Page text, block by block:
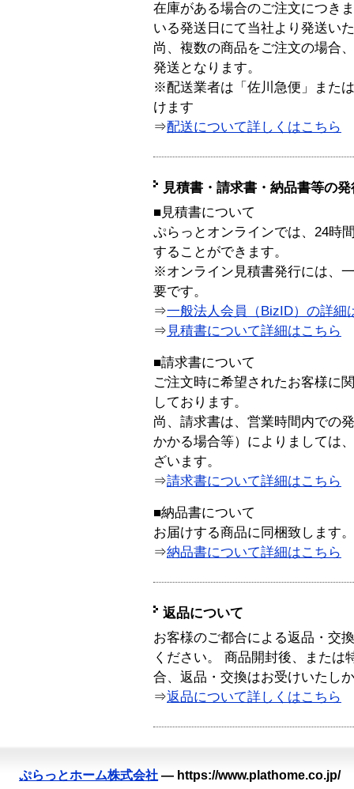
在庫がある場合のご注文につき
いる発送日にて当社より発送い
尚、複数の商品をご注文の場合
発送となります。
※配送業者は「佐川急便」また
けます
⇒配送について詳しくはこちら
見積書・請求書・納品書等の
■見積書について
ぷらっとオンラインでは、24時
することができます。
※オンライン見積書発行には、
要です。
⇒一般法人会員（BizID）の詳細
⇒ 見積書について詳細はこちら
■請求書について
ご注文時に希望されたお客様に
しております。
尚、請求書は、営業時間内での
かかる場合等）によりましては
ざいます。
⇒請求書について詳細はこちら
■納品書について
お届けする商品に同梱致します。
⇒納品書について詳細はこちら
返品について
お客様のご都合による返品・交
ください。 商品開封後、または
合、返品・交換はお受けいたし
⇒返品について詳しくはこちら
ぷらっとホーム株式会社 — https://www.plathome.co.jp/